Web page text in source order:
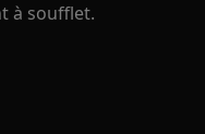
à soufflet.